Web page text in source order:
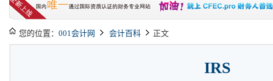
您的位置： 001会计网 会计百科 正文
IRS